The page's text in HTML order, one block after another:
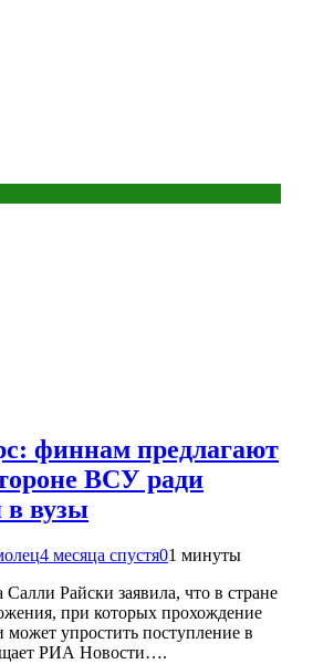
финнам предлагают
ВСУ ради
в вузы
4 месяца спустя01 минуты
Райски заявила, что в стране
при которых прохождение
может упростить поступление в
РИА Новости….